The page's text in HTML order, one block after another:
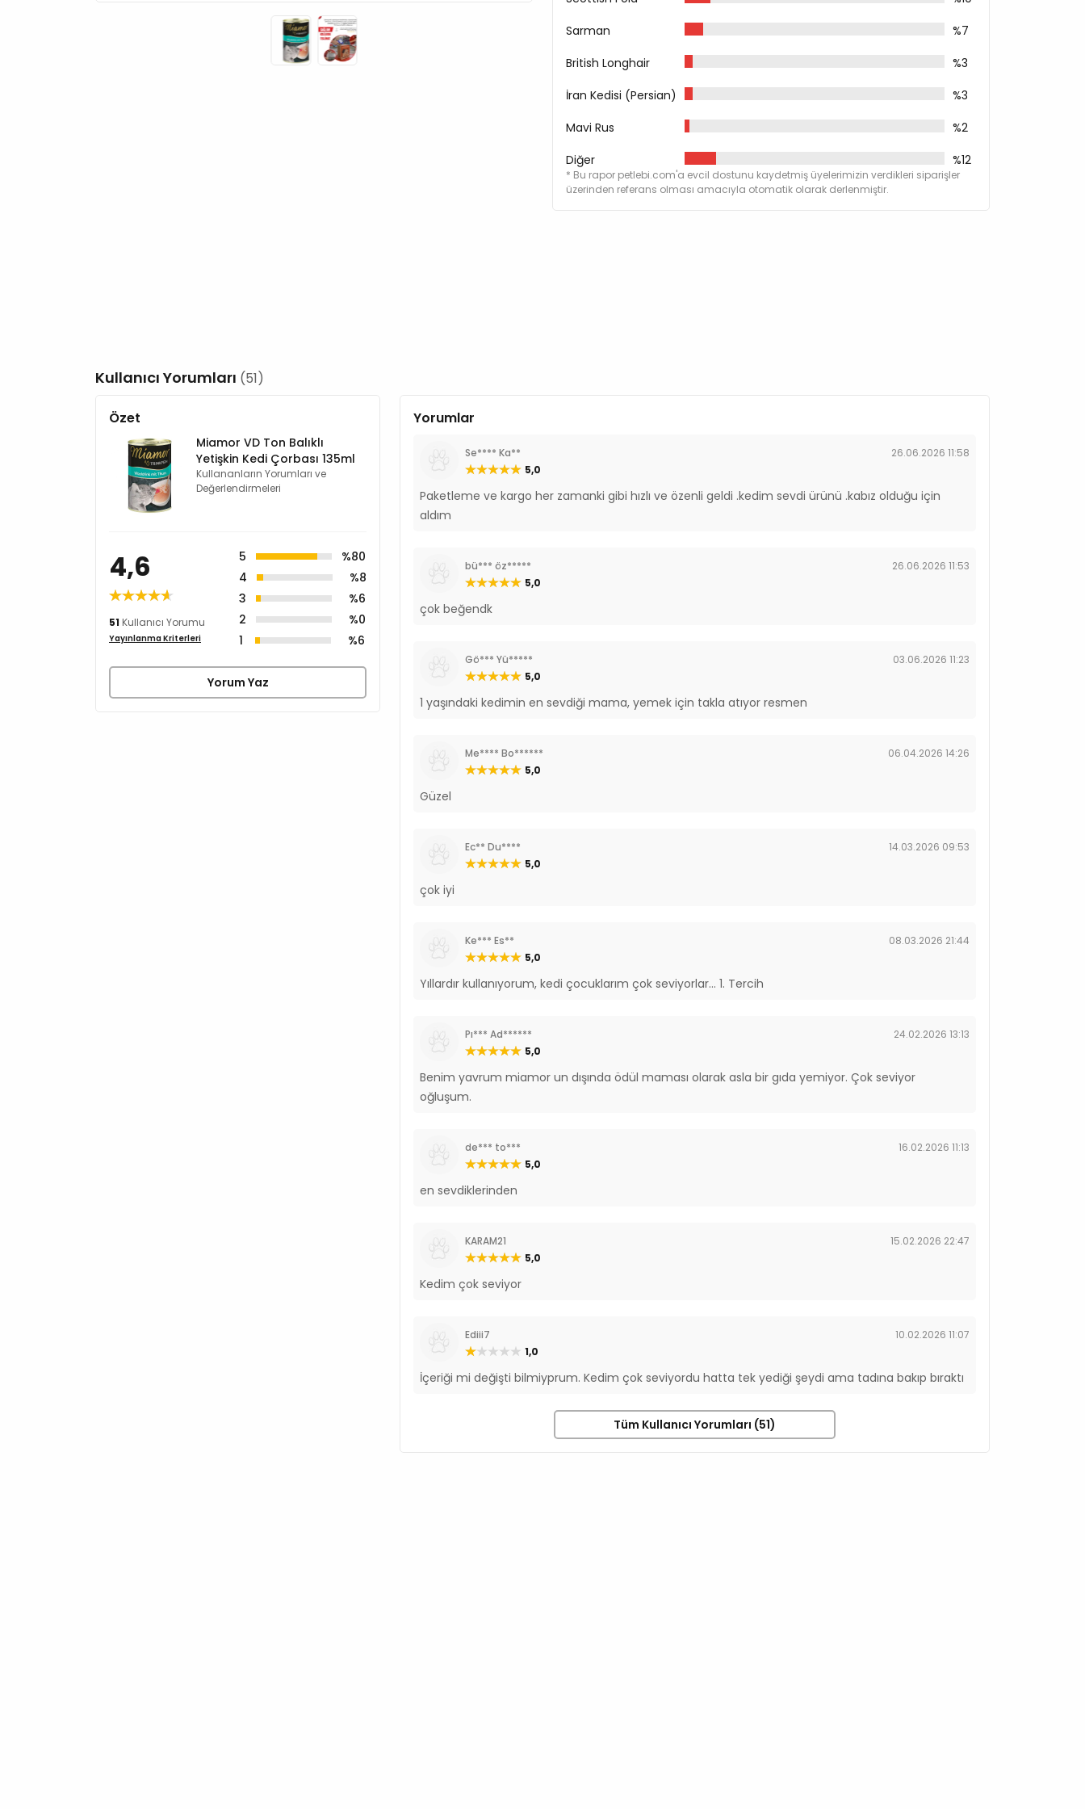
Sarman
%7
British Longhair
%3
İran Kedisi (Persian)
%3
Mavi Rus
%2
Diğer
%12
* Bu rapor petlebi.com'a evcil dostunu kaydetmiş üyelerimizin verdikleri siparişler
üzerinden referans olması amacıyla otomatik olarak derlenmiştir.
Kullanıcı Yorumları (51)
Özet
Miamor VD Ton Balıklı
Yetişkin Kedi Çorbası 135ml
Kullananların Yorumları ve
Değerlendirmeleri
4,6
51 Kullanıcı Yorumu
Yayınlanma Kriterleri
5
%80
4
%8
3
%6
2
%0
1
%6
Yorum Yaz
Yorumlar
Se**** Ka**
26.06.2026 11:58
5,0
Paketleme ve kargo her zamanki gibi hızlı ve özenli geldi .kedim sevdi ürünü .kabız olduğu için
aldım
bü*** öz*****
26.06.2026 11:53
5,0
çok beğendk
Gö*** Yü*****
03.06.2026 11:23
5,0
1 yaşındaki kedimin en sevdiği mama, yemek için takla atıyor resmen
Me**** Bo******
06.04.2026 14:26
5,0
Güzel
Ec** Du****
14.03.2026 09:53
5,0
çok iyi
Ke*** Es**
08.03.2026 21:44
5,0
Yıllardır kullanıyorum, kedi çocuklarım çok seviyorlar... 1. Tercih
Pı*** Ad******
24.02.2026 13:13
5,0
Benim yavrum miamor un dışında ödül maması olarak asla bir gıda yemiyor. Çok seviyor
oğluşum.
de*** to***
16.02.2026 11:13
5,0
en sevdiklerinden
KARAM21
15.02.2026 22:47
5,0
Kedim çok seviyor
Ediii7
10.02.2026 11:07
1,0
İçeriği mi değişti bilmiyprum. Kedim çok seviyordu hatta tek yediği şeydi ama tadına bakıp bıraktı
Tüm Kullanıcı Yorumları (51)